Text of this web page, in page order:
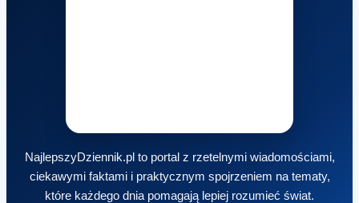
NajlepszyDziennik.pl to portal z rzetelnymi wiadomościami,
ciekawymi faktami i praktycznym spojrzeniem na tematy,
które każdego dnia pomagają lepiej rozumieć świat.